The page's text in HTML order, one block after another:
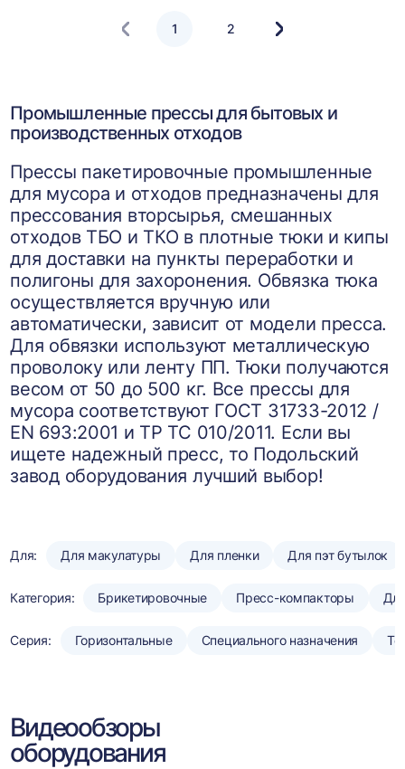
1 2
Следующая
Промышленные прессы для бытовых и
производственных отходов
Прессы пакетировочные промышленные
для мусора и отходов предназначены для
прессования вторсырья, смешанных
отходов ТБО и ТКО в плотные тюки и кипы
для доставки на пункты переработки и
полигоны для захоронения. Обвязка тюка
осуществляется вручную или
автоматически, зависит от модели пресса.
Для обвязки используют металлическую
проволоку или ленту ПП. Тюки получаются
весом от 50 до 500 кг. Все прессы для
мусора соответствуют ГОСТ 31733-2012 /
EN 693:2001 и ТР ТС 010/2011. Если вы
ищете надежный пресс, то Подольский
завод оборудования лучший выбор!
Для: Для макулатуры Для пленки Для пэт бутылок
Категория: Брикетировочные Пресс-компакторы
Серия: Горизонтальные Специального назначения
Видеообзоры
оборудования